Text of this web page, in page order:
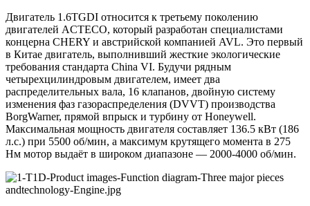
Двигатель 1.6TGDI относится к третьему поколению
двигателей ACTECO, который разработан специалистами
концерна CHERY и австрийской компанией AVL. Это первый
в Китае двигатель, выполнивший жесткие экологические
требования стандарта China VI. Будучи рядным
четырехцилиндровым двигателем, имеет два
распределительных вала, 16 клапанов, двойную систему
изменения фаз газораспределения (DVVT) производства
BorgWarner, прямой впрыск и турбину от Honeywell.
Максимальная мощность двигателя составляет 136.5 кВт (186
л.с.) при 5500 об/мин, а максимум крутящего момента в 275
Нм мотор выдаёт в широком диапазоне — 2000-4000 об/мин.